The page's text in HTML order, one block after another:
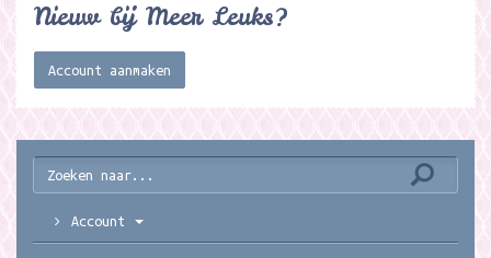
Nieuw bij Meer Leuks?
Account aanmaken
Account